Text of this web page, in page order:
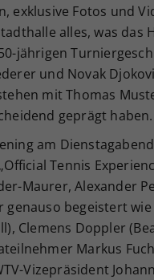
exklusive Fotos und
alles, was das
jährigen
und Novak
mit Thomas
geprägt haben.
am
Tennis
Maurer, Alexander
genauso begeistert
Clemens Doppler
Markus
Vizepräsident